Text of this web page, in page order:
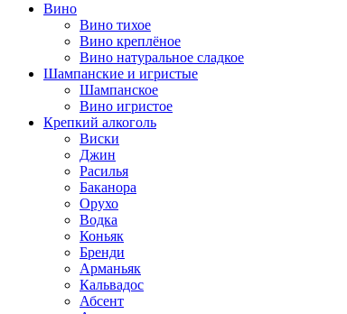
Вино
Вино тихое
Вино креплёное
Вино натуральное сладкое
Шампанские и игристые
Шампанское
Вино игристое
Крепкий алкоголь
Виски
Джин
Расилья
Баканора
Орухо
Водка
Коньяк
Бренди
Арманьяк
Кальвадос
Абсент